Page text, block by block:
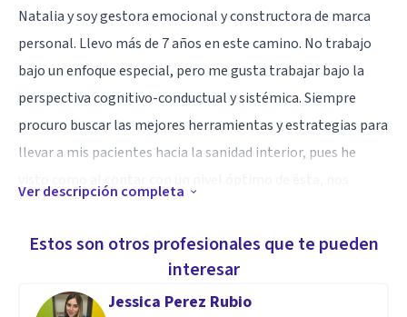
Natalia y soy gestora emocional y constructora de marca
personal. Llevo más de 7 años en este camino. No trabajo
bajo un enfoque especial, pero me gusta trabajar bajo la
perspectiva cognitivo-conductual y sistémica. Siempre
procuro buscar las mejores herramientas y estrategias para
llevar a mis pacientes hacia la sanidad interior, pues he
física, conseguir nuestros objetivos personales, laborales,
académicos y financieros. Nuestro cuerpo, mente y espíritu
se conectan como un rompecabezas para sacar lo mejor de
Ver descripción completa
Estos son otros profesionales que te pueden
interesar
Jessica Perez Rubio